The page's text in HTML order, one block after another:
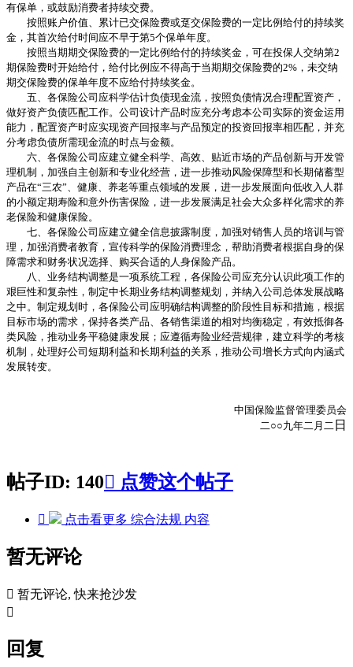
有保单，或鼓励消费者持续交费。
按照账户价值、累计已交保险费或趸交保险费的一定比例给付的持续奖
金，其首次给付时间应不早于第5个保单年度。
按照当期期交保险费的一定比例给付的持续奖金，可在投保人交纳第2
期保险费时开始给付，给付比例应不得高于当期期交保险费的2%，未交纳
期交保险费的保单年度不应给付持续奖金。
五、各保险公司应科学估计负债现金流，按照负债情况合理配置资产，
做好资产负债匹配工作。公司设计产品时应充分考虑本公司实际的资金运用
能力，配置资产时应实现资产回报率与产品预定的投资回报率相匹配，并充
分考虑负债所需现金流的时点与金额。
六、各保险公司应建立健全科学、高效、贴近市场的产品创新与开发管
理机制，加强自主创新和专业化经营，进一步推动风险保障型和长期储蓄型
产品在“三农”、健康、养老等重点领域的发展，进一步发展面向低收入人群
的小额定期寿险和意外伤害保险，进一步发展满足社会大众多样化需求的养
老保险和健康保险。
七、各保险公司应建立健全信息披露制度，加强对销售人员的培训与管
理，加强消费者教育，宣传科学的保险消费理念，帮助消费者根据自身的保
障需求和财务状况选择、购买合适的人身保险产品。
八、业务结构调整是一项系统工程，各保险公司应充分认识此项工作的
艰巨性和复杂性，制定中长期业务结构调整规划，并纳入公司总体发展战略
之中。制定规划时，各保险公司应明确结构调整的阶段性目标和措施，根据
目标市场的需求，保持各类产品、各销售渠道的相对均衡稳定，有效抵御各
类风险，推动业务平稳健康发展；应遵循寿险业经营规律，建立科学的考核
机制，处理好公司短期利益和长期利益的关系，推动公司增长方式向内涵式
发展转变。
中国保险监督管理委员会
二○○九年二月二 日
帖子ID: 140 点赞这个帖子
 点击看更多 综合法规 内容
暂无评论
 暂无评论, 快来抢沙发

回复